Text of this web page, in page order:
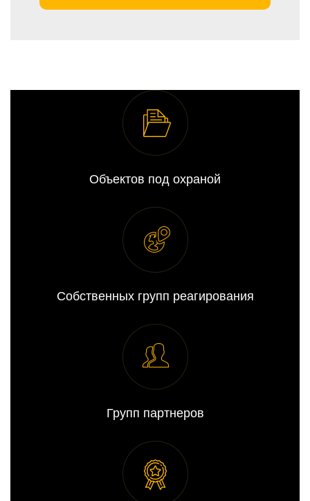
Объектов под охраной
Собственных групп реагирования
Групп партнеров